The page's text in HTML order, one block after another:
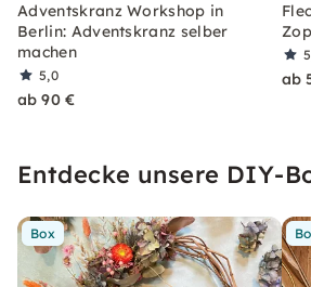
Adventskranz Workshop in
Berlin: Adventskranz selber
machen
5,0
ab 90 €
ab
Entdecke unsere DIY-
Box